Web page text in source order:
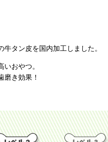
タン皮を国内加工しました。
おやつ。
磨き効果！